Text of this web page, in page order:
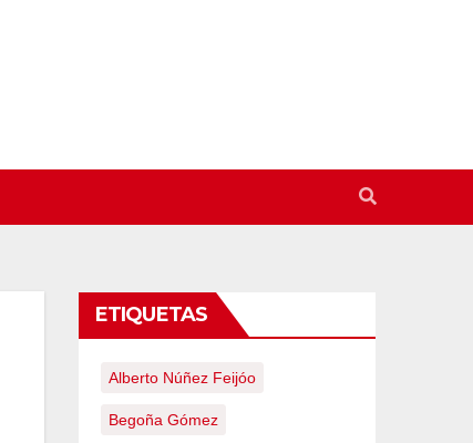
ETIQUETAS
Alberto Núñez Feijóo
Begoña Gómez